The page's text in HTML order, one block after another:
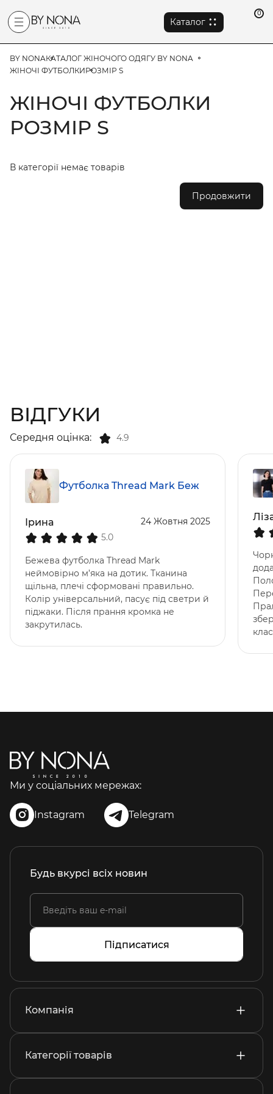
Каталог
0
BY NONAКАТАЛОГ ЖІНОЧОГО ОДЯГУ BY NONA
ЖІНОЧІ ФУТБОЛКИРОЗМІР S
ЖІНОЧІ ФУТБОЛКИ
РОЗМІР S
В категорії немає товарів
Продовжити
ВІДГУКИ
Середня оцінка: 4.9
Футболка Thread Mark Беж
Ірина
5.0
24 Жовтня 2025
Бежева футболка Thread Mark
неймовірно м’яка на дотик. Тканина
щільна, плечі сформовані правильно.
Колір універсальний, пасує під светри й
піджаки. Після прання кромка не
закрутилась.
Ми у соціальних мережах:
Instagram Telegram
Будь вкурсі всіх новин
Підписатися
Компанія
Категорії товарів